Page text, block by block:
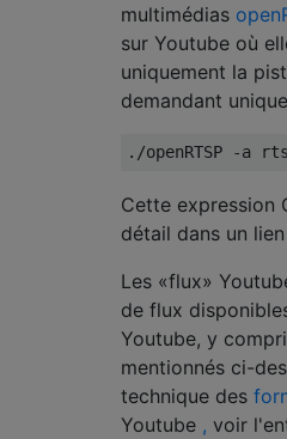
multimédias
sur Youtube où
uniquement la
demandant
Cette expression
détail dans un
Les «flux»
de flux
Youtube, y
mentionnés ci-
technique des
Youtube , voir